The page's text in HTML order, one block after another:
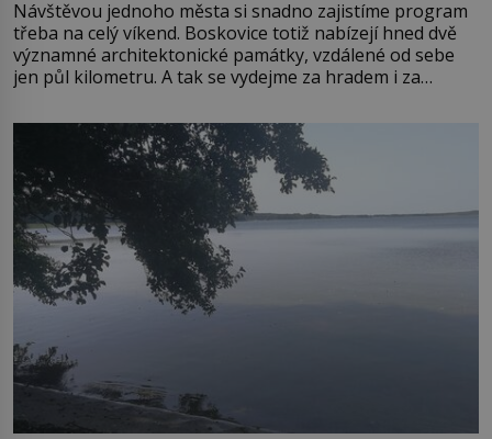
Návštěvou jednoho města si snadno zajistíme program
třeba na celý víkend. Boskovice totiž nabízejí hned dvě
významné architektonické památky, vzdálené od sebe
jen půl kilometru. A tak se vydejme za hradem i za
Boskovice na okraji Drahanské vrchoviny vznikla někdy
ve13. století, a už v roce 1313 kronikáři zaznamenali